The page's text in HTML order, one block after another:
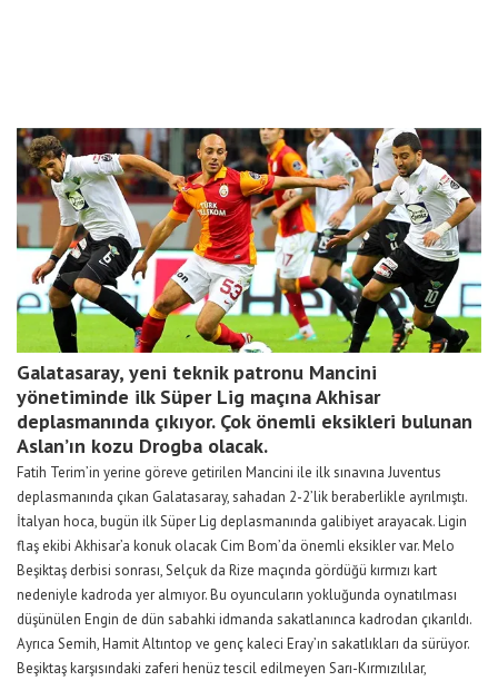
Galatasaray, yeni teknik patronu Mancini
yönetiminde ilk Süper Lig maçına Akhisar
deplasmanında çıkıyor. Çok önemli eksikleri bulunan
Aslan’ın kozu Drogba olacak.
Fatih Terim’in yerine göreve getirilen Mancini ile ilk sınavına Juventus
deplasmanında çıkan Galatasaray, sahadan 2-2’lik beraberlikle ayrılmıştı.
İtalyan hoca, bugün ilk Süper Lig deplasmanında galibiyet arayacak. Ligin
flaş ekibi Akhisar’a konuk olacak Cim Bom’da önemli eksikler var. Melo
Beşiktaş derbisi sonrası, Selçuk da Rize maçında gördüğü kırmızı kart
nedeniyle kadroda yer almıyor. Bu oyuncuların yokluğunda oynatılması
düşünülen Engin de dün sabahki idmanda sakatlanınca kadrodan çıkarıldı.
Ayrıca Semih, Hamit Altıntop ve genç kaleci Eray’ın sakatlıkları da sürüyor.
Beşiktaş karşısındaki zaferi henüz tescil edilmeyen Sarı-Kırmızılılar,